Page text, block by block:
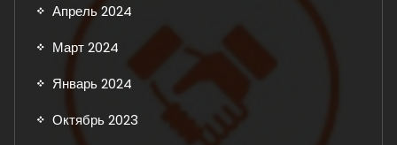
Апрель 2024
Март 2024
Январь 2024
Октябрь 2023